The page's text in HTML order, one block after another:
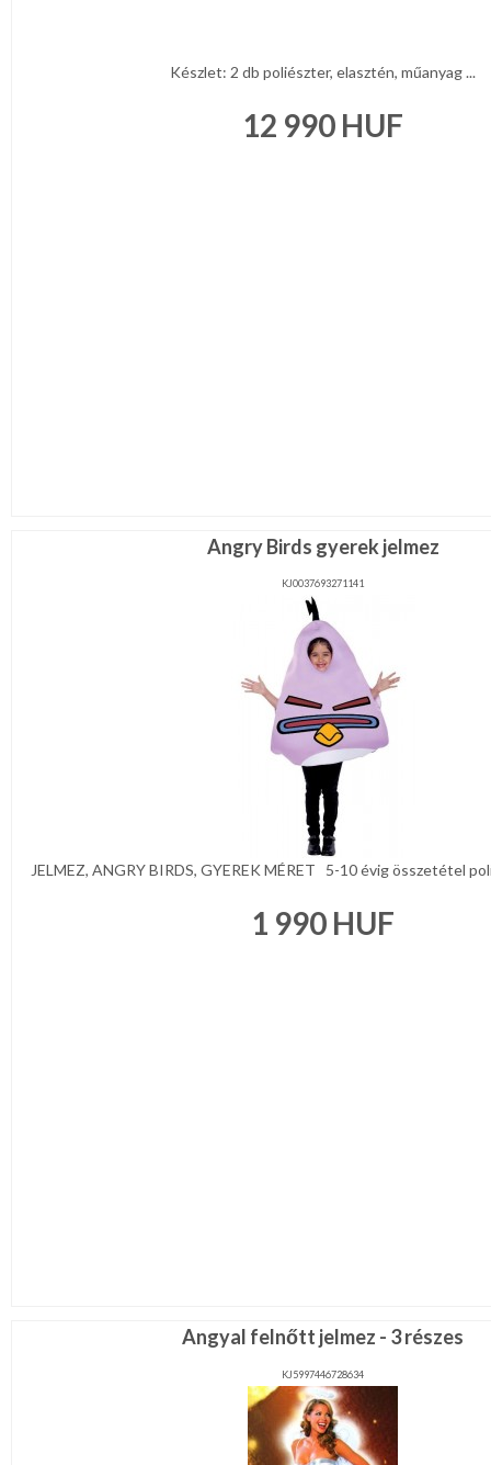
Készlet: 2 db poliészter, elasztén, műanyag ...
12 990 HUF
Angry Birds gyerek jelmez
KJ0037693271141
JELMEZ, ANGRY BIRDS, GYEREK MÉRET 5-10 évig összetétel
1 990 HUF
Angyal felnőtt jelmez - 3 részes
KJ5997446728634